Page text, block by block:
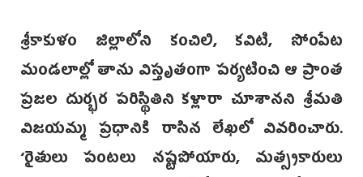
శ్రీకాకుళం జిల్లాలోని కంచిలి, కవిటి, సోంపేట
మండలాల్లో తాను విస్తృతంగా పర్యటించి ఆ ప్రాంత
ప్రజల దుర్భర పరిస్థితిని కళ్లారా చూశానని శ్రీమతి
విజయమ్మ ప్రధానికి రాసిన లేఖలో వివరించారు.
‘రైతులు పంటలు నష్టపోయారు, మత్స్యకారులు